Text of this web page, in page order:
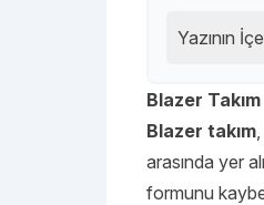
Yazının
Blazer
Blazer takım
arasında yer
formunu